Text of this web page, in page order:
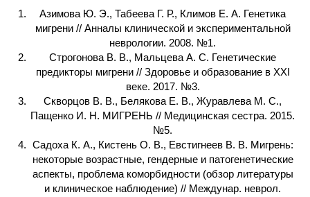
Азимова Ю. Э., Табеева Г. Р., Климов Е. А. Генетика
мигрени // Анналы клинической и экспериментальной
неврологии. 2008. №1.
Строгонова В. В., Мальцева А. С. Генетические
предикторы мигрени // Здоровье и образование в XXI
веке. 2017. №3.
Скворцов В. В., Белякова Е. В., Журавлева М. С.,
Пащенко И. Н. МИГРЕНЬ // Медицинская сестра. 2015.
№5.
Садоха К. А., Кистень О. В., Евстигнеев В. В. Мигрень:
некоторые возрастные, гендерные и патогенетические
аспекты, проблема коморбидности (обзор литературы
и клиническое наблюдение) // Междунар. неврол.